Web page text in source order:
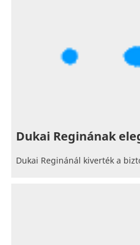
Dukai Reginának
Dukai Reginánál kiverték a